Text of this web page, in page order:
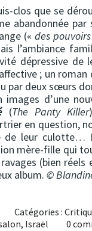
clos que se
abandonnée
(« des
l’ambiance
dépressive de
; un roman
par deux sœurs
d’une
(The Panty Killer
en question,
de leur culotte…
mère-fille qui
(bien
album. ©
Catégories :
, Israël 0